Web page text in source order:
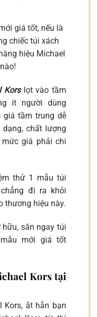
giá tốt, nếu là
chiếc túi xách
hiệu Michael
Korslọt vào tầm
ít người dùng
giá tầm trung dễ
chất lượng
giá phải chi
thử 1 mẫu túi
đi ra khỏi
thương hiệu này.
săn ngay túi
mới giá tốt
Kors tại
Kors, ắt hẵn bạn